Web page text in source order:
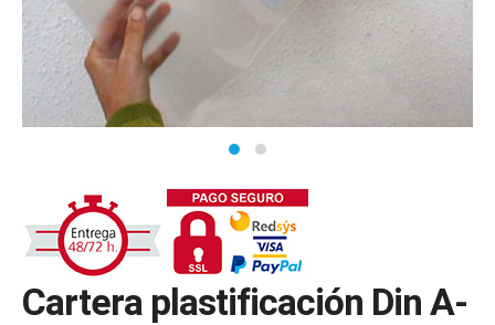
Cartera plastificación Din A-